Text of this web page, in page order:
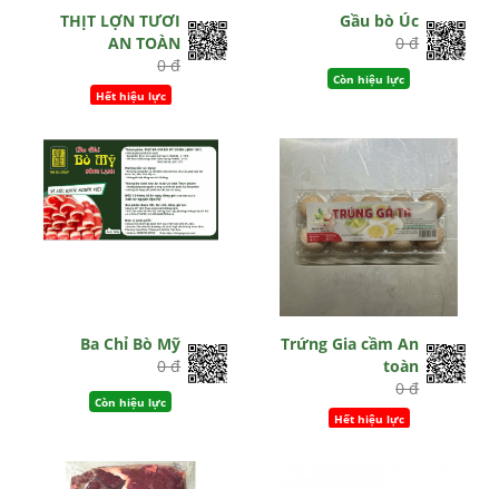
THỊT LỢN TƯƠI
AN TOÀN
0 đ
Hết hiệu lực
Gầu bò Úc
0 đ
Còn hiệu lực
Ba Chỉ Bò Mỹ
0 đ
Còn hiệu lực
Trứng Gia cầm An
toàn
0 đ
Hết hiệu lực